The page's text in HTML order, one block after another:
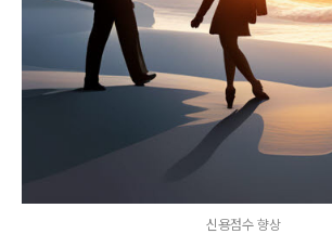
신용점수 향상